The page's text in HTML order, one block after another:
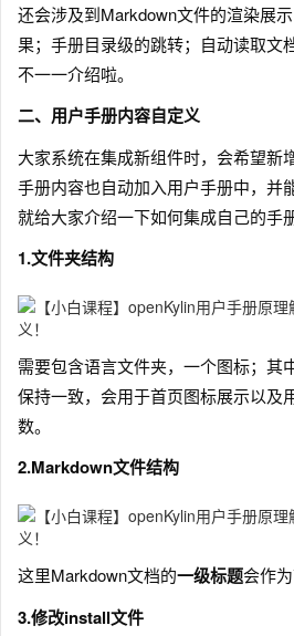
还会涉及到Markdown文件的渲染展
果；手册目录级的跳转；自动读取文
不一一介绍啦。
二、用户手册内容自定义
大家系统在集成新组件时，会希望新
手册内容也自动加入用户手册中，并
就给大家介绍一下如何集成自己的手
1.文件夹结构
需要包含语言文件夹，一个图标；其
保持一致，会用于首页图标展示以及
数。
2.Markdown文件结构
这里Markdown文档的一级标题会作
3.修改install文件